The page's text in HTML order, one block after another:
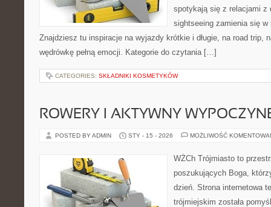
spotykają się z relacjami z
sightseeing zamienia się w
Znajdziesz tu inspiracje na wyjazdy krótkie i długie, na road trip,
wędrówkę pełną emocji. Kategorie do czytania […]
CATEGORIES: SKŁADNIKI KOSMETYKÓW
ROWERY I AKTYWNY
POSTED BY ADMIN STY - 15 - 2026 MOŻLIWOŚĆ
WŻCh Trójmiasto to
poszukujących Boga,
dzień. Strona internetowa
trójmiejskim została